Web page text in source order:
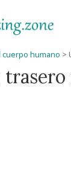
cuerpo humano >